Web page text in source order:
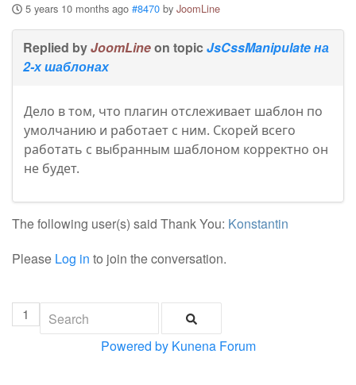
5 years 10 months ago #8470 by JoomLine
Replied byJoomLineon topic JsCssManipulate на
2-х шаблонах
Дело в том, что плагин отслеживает шаблон по
умолчанию и работает с ним. Скорей всего
работать с выбранным шаблоном корректно он
не будет.
The following user(s) said Thank You: Konstantin
Please Log in to join the conversation.
1
Powered by Kunena Forum